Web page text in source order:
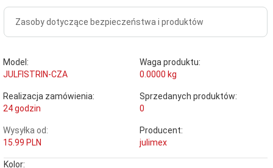
Zasoby dotyczące bezpieczeństwa i produktów
Model:
JULFISTRIN-CZA
Waga produktu:
0.0000 kg
Realizacja zamówienia:
24 godzin
Sprzedanych produktów:
0
Wysyłka od:
15.99 PLN
Producent:
julimex
Kolor: